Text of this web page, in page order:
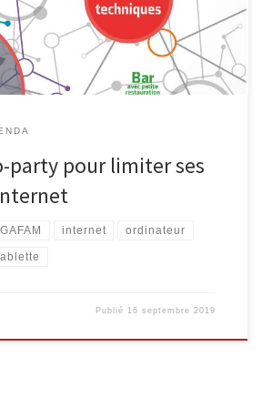
et l’offre de contenus ne cessent
de nouveaux supports apparaissent. […]
party pour limiter ses
GAFAM internet ordinateur
Publié 16 septembre 2019